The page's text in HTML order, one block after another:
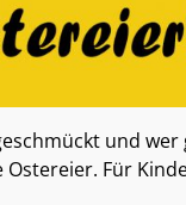
und wer
Für